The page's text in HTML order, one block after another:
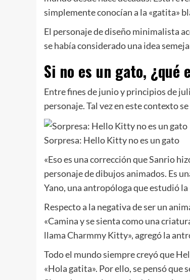
simplemente conocían a la «gatita»
El personaje de diseño minimalista
se había considerado una idea
Si no es un gato, ¿qué
Entre fines de junio y principios de
personaje. Tal vez en este contexto
Sorpresa: Hello Kitty no es un gato
«Eso es una corrección que Sanrio
personaje de dibujos animados. Es
Yano, una antropóloga que estudió
Respecto a la negativa de ser un
«Camina y se sienta como una
llama Charmmy Kitty», agregó la
Todo el mundo siempre creyó que
«Hola gatita». Por ello, se pensó que